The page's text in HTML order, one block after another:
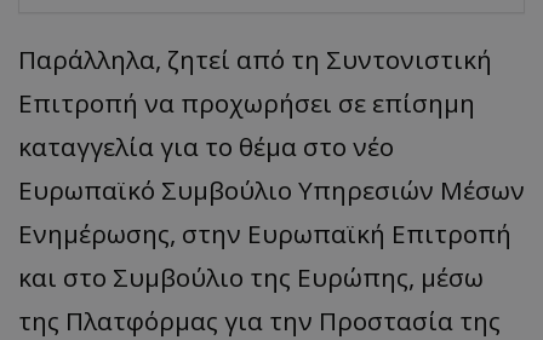
Παράλληλα, ζητεί από τη Συντονιστική
Επιτροπή να προχωρήσει σε επίσημη
καταγγελία για το θέμα στο νέο
Ευρωπαϊκό Συμβούλιο Υπηρεσιών Μέσων
Ενημέρωσης, στην Ευρωπαϊκή Επιτροπή
και στο Συμβούλιο της Ευρώπης, μέσω
της Πλατφόρμας για την Προστασία της